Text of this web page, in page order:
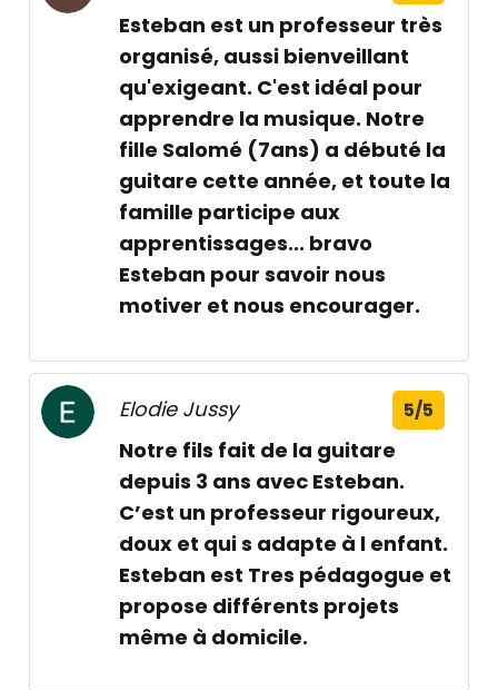
Esteban est un professeur très
organisé, aussi bienveillant
qu'exigeant. C'est idéal pour
apprendre la musique. Notre
fille Salomé (7ans) a débuté la
guitare cette année, et toute la
famille participe aux
apprentissages... bravo
Esteban pour savoir nous
motiver et nous encourager.
Elodie Jussy 5/5
Notre fils fait de la guitare
depuis 3 ans avec Esteban.
C’est un professeur rigoureux,
doux et qui s adapte à l enfant.
Esteban est Tres pédagogue et
propose différents projets
même à domicile.